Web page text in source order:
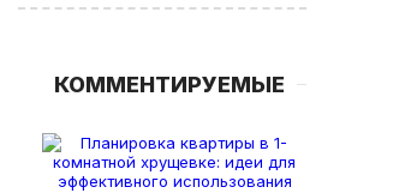
КОММЕНТИРУЕМЫЕ